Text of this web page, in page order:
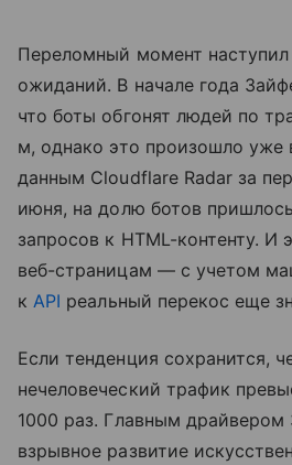
Переломный момент
ожиданий. В начале года
что боты обгонят людей по
м, однако это произошло уже
данным Cloudflare Radar за
июня, на долю ботов
запросов к HTML-контенту. И
веб-страницам — с учетом
к API реальный перекос еще
Если тенденция сохранится,
нечеловеческий трафик
1000 раз. Главным драйвером
взрывное развитие